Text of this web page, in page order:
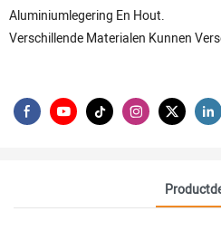
Aluminiumlegering En Hout.
Verschillende Materialen Kunnen